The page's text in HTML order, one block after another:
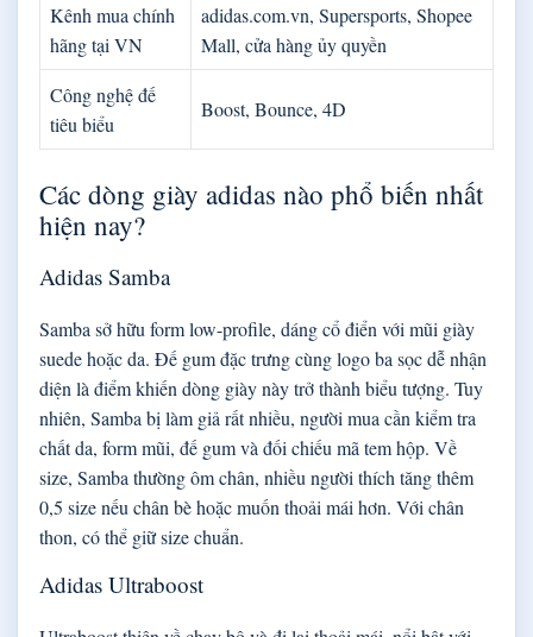
Kênh mua chính
hãng tại VN
adidas.com.vn, Supersports, Shopee
Mall, cửa hàng ủy quyền
Công nghệ đế
tiêu biểu
Boost, Bounce, 4D
Các dòng giày adidas nào phổ biến nhất
hiện nay?
Adidas Samba
Samba sở hữu form low-profile, dáng cổ điển với mũi giày
suede hoặc da. Đế gum đặc trưng cùng logo ba sọc dễ nhận
diện là điểm khiến dòng giày này trở thành biểu tượng. Tuy
nhiên, Samba bị làm giả rất nhiều, người mua cần kiểm tra
chất da, form mũi, đế gum và đối chiếu mã tem hộp. Về
size, Samba thường ôm chân, nhiều người thích tăng thêm
0,5 size nếu chân bè hoặc muốn thoải mái hơn. Với chân
thon, có thể giữ size chuẩn.
Adidas Ultraboost